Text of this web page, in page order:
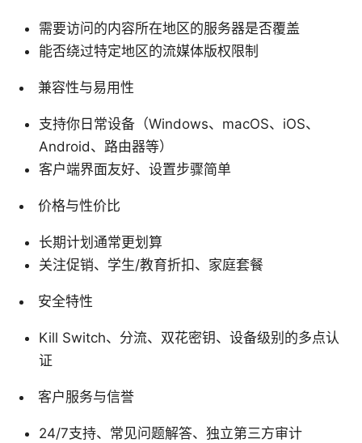
需要访问的内容所在地区的服务器是否覆盖
能否绕过特定地区的流媒体版权限制
兼容性与易用性
支持你日常设备（Windows、macOS、iOS、
Android、路由器等）
客户端界面友好、设置步骤简单
价格与性价比
长期计划通常更划算
关注促销、学生/教育折扣、家庭套餐
安全特性
Kill Switch、分流、双花密钥、设备级别的多点认
证
客户服务与信誉
24/7支持、常见问题解答、独立第三方审计